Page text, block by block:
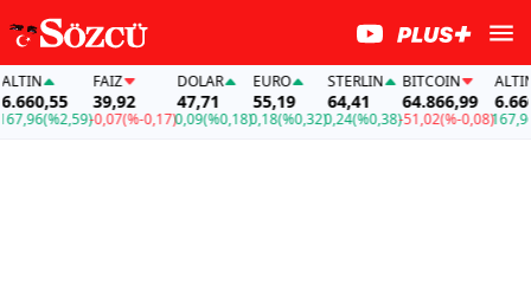
(%2,59)
FAİZ
39,92
-0,07(%-0,17)
DOLAR
47,71
0,09(%0,18)
EURO
55,19
0,18(%0,32)
STERLIN
64,41
0,24(%0,38)
BITCOIN
64.866,99
-51,02(%-0,08)
ALTIN
167,96